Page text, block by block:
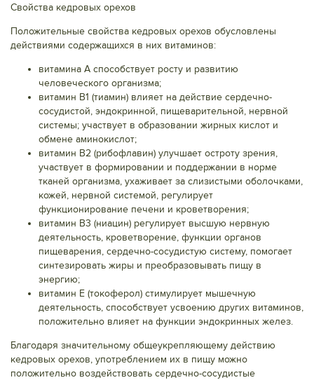
Свойства кедровых орехов
Положительные свойства кедровых орехов обусловлены
действиями содержащихся в них витаминов:
витамина А способствует росту и развитию
человеческого организма;
витамин В1 (тиамин) влияет на действие сердечно-
сосудистой, эндокринной, пищеварительной, нервной
системы; участвует в образовании жирных кислот и
обмене аминокислот;
витамин В2 (рибофлавин) улучшает остроту зрения,
участвует в формировании и поддержании в норме
тканей организма, ухаживает за слизистыми оболочками,
кожей, нервной системой, регулирует
функционирование печени и кроветворения;
витамин В3 (ниацин) регулирует высшую нервную
деятельность, кроветворение, функции органов
пищеварения, сердечно-сосудистую систему, помогает
синтезировать жиры и преобразовывать пищу в
энергию;
витамин Е (токоферол) стимулирует мышечную
деятельность, способствует усвоению других витаминов,
положительно влияет на функции эндокринных желез.
Благодаря значительному общеукрепляющему действию
кедровых орехов, употреблением их в пищу можно
положительно воздействовать сердечно-сосудистые